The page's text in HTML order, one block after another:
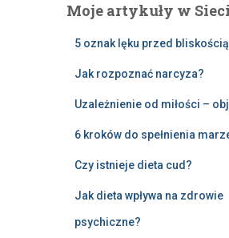
Moje artykuły w Sieci
5 oznak lęku przed bliskością
Jak rozpoznać narcyza?
Uzależnienie od miłości –
6 kroków do spełnienia
Czy istnieje dieta cud?
Jak dieta wpływa na zdrowie
psychiczne?